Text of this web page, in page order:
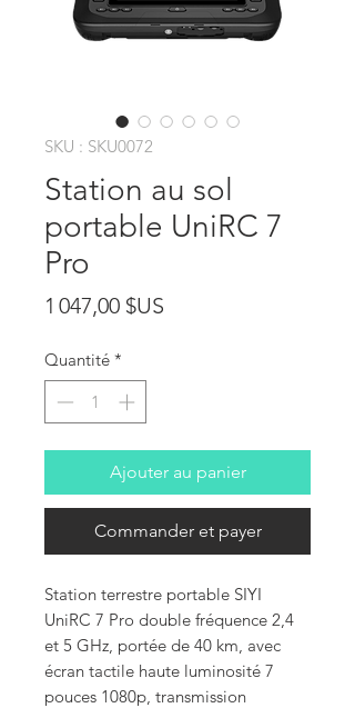
SKU : SKU0072
Station au sol
portable UniRC 7
Pro
1 047,00 $US
Quantité *
Ajouter au panier
Commander et payer
Station terrestre portable SIYI
UniRC 7 Pro double fréquence 2,4
et 5 GHz, portée de 40 km, avec
écran tactile haute luminosité 7
pouces 1080p, transmission